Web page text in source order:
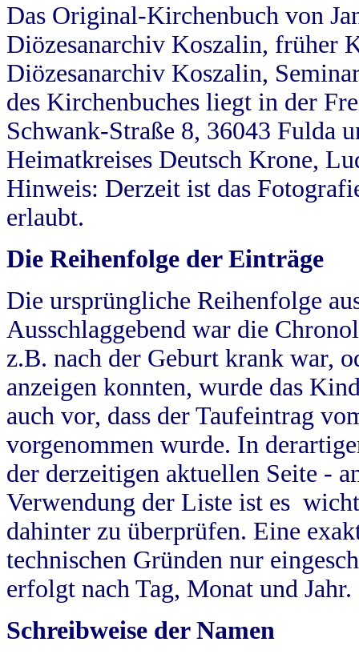
Das Original-Kirchenbuch von
Diözesanarchiv Koszalin, früher
Diözesanarchiv Koszalin,
des Kirchenbuches liegt in der
Schwank-Straße 8, 36043 Fulda
Heimatkreises Deutsch Krone,
Hinweis: Derzeit ist das
erlaubt.
Die Reihenfolge der Einträge
Die ursprüngliche Reihenfolge
Ausschlaggebend war die
z.B. nach der Geburt krank war,
anzeigen konnten, wurde das
auch vor, dass der Taufeintrag
vorgenommen wurde. In
der derzeitigen aktuellen Seite -
Verwendung der Liste ist es
dahinter zu überprüfen. Eine
technischen Gründen nur
erfolgt nach Tag, Monat und Jahr.
Schreibweise der Namen